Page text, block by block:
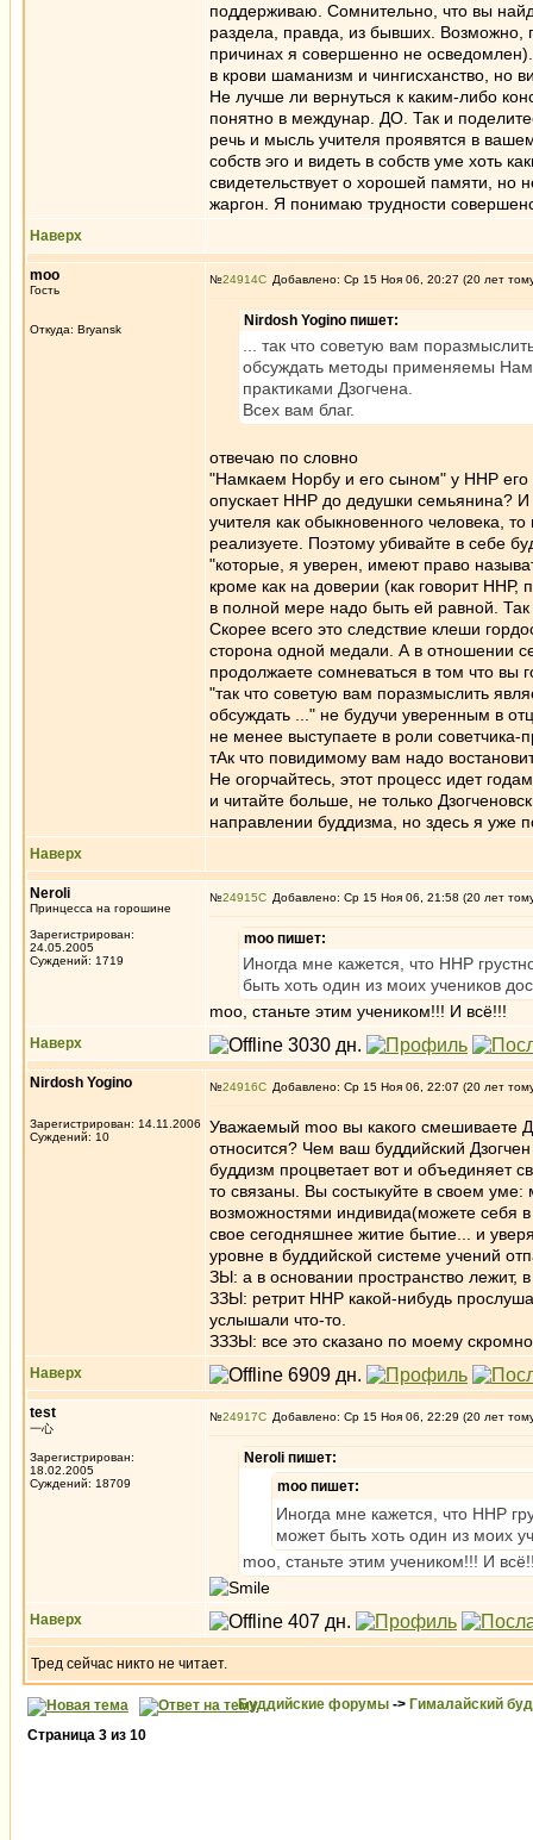
поддерживаю. Сомнительно, что вы
раздела, правда, из бывших. Возможно,
причинах я совершенно не
в крови шаманизм и чингиcханство, но
Не лучше ли вернуться к каким-либо
понятно в междунар. ДО. Так и
речь и мысль учителя проявятся в
собств эго и видеть в собств уме хоть
свидетельствует о хорошей памяти, но
жаргон. Я понимаю трудности
Наверх
moo
Гость
Откуда: Bryansk
№24914 Добавлено: Ср 15 Ноя 06, 20:27 (20 лет
Nirdosh Yogino пишет:
... так что советую вам
обсуждать методы применяемы
практиками Дзогчена.
Всех вам благ.
отвечаю по словно
"Намкаем Норбу и его сыном" у ННР его
опускает ННР до дедушки семьянина?
учителя как обыкновенного человека,
реализуете. Поэтому убивайте в себе
"которые, я уверен, имеют право
кроме как на доверии (как говорит
в полной мере надо быть ей равной.
Скорее всего это следствие клеши
сторона одной медали. А в отношении
продолжаете сомневаться в том что вы
"так что советую вам поразмыслить
обсуждать ..." не будучи уверенным в
не менее выступаете в роли советчика-
тАк что повидимому вам надо
Не огорчайтесь, этот процесс идет
и читайте больше, не только
направлении буддизма, но здесь я уже
Наверх
Neroli
Принцесса на горошине
Зарегистрирован:
24.05.2005
Суждений: 1719
№24915 Добавлено: Ср 15 Ноя 06, 21:58 (20 лет
moo пишет:
Иногда мне кажется, что ННР
быть хоть один из моих учеников
moo, станьте этим учеником!!! И всё!!!
Наверх
Nirdosh Yogino
Зарегистрирован: 14.11.2006
Суждений: 10
№24916 Добавлено: Ср 15 Ноя 06, 22:07 (20 лет
Уважаемый moo вы какого смешиваете
относится? Чем ваш буддийский
буддизм процветает вот и объединяет
то связаны. Вы состыкуйте в своем
возможностями индивида(можете себя
свое сегодняшнее житие бытие... и
уровне в буддийской системе учений
ЗЫ: а в основании пространство лежит,
ЗЗЫ: ретрит ННР какой-нибудь
услышали что-то.
ЗЗЗЫ: все это сказано по моему
Наверх
test
一心
Зарегистрирован:
18.02.2005
Суждений: 18709
№24917 Добавлено: Ср 15 Ноя 06, 22:29 (20 лет
Neroli пишет:
moo пишет:
Иногда мне кажется, что ННР
может быть хоть один из моих
moo, станьте этим учеником!!! И
Наверх
Тред сейчас никто не читает.
Буддийские форумы -> Гималайский
Страница 3 из 10